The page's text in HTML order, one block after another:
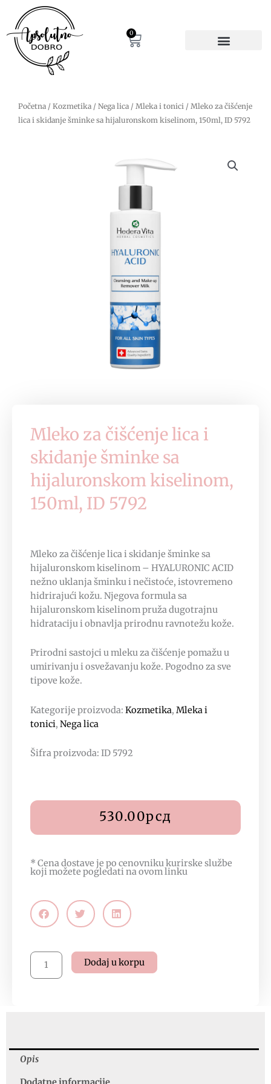
sadržaj
0
Cart
Početna / Kozmetika / Nega lica / Mleka i tonici / Mleko za čišćenje
lica i skidanje šminke sa hijaluronskom kiselinom, 150ml, ID 5792
Mleko za čišćenje lica i
skidanje šminke sa
hijaluronskom kiselinom,
150ml, ID 5792
Mleko za čišćenje lica i skidanje šminke sa
hijaluronskom kiselinom – HYALURONIC ACID
nežno uklanja šminku i nečistoće, istovremeno
hidrirajući kožu. Njegova formula sa
hijaluronskom kiselinom pruža dugotrajnu
hidrataciju i obnavlja prirodnu ravnotežu kože.
Prirodni sastojci u mleku za čišćenje pomažu u
umirivanju i osvežavanju kože. Pogodno za sve
tipove kože.
Kategorije proizvoda: Kozmetika, Mleka i
tonici, Nega lica
Šifra proizvoda: ID 5792
530.00рсд
* Cena dostave je po cenovniku kurirske službe
koji možete pogledati naovom linku
Mleko
sa
Dodaj u korpu
Opis